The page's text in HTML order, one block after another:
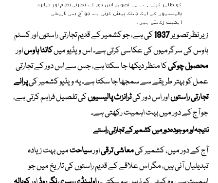
کو ظاہر کرتی ہے۔ یہ تصویر اس دور کے تجارتی نظام اور ٹرانزٹ
پالیسیوں کی ایک جھلک پیش کرتی ہے، جو آج بھی تاریخی
اہمیت رکھتی ہیں۔
زیر نظر تصویر1937کی ہے، جو کشمیر کے قدیم تجارتی راستوں اور کسٹم
ہاوس کی سرگرمیوں کی عکاسی کرتی ہے۔ اس ویڈیو میںکانٹا ہاوساور
محصول چوکیکا منظر دیکھا جا سکتا ہے، جس سے اس دور کے تجارتی
عمل کو بہتر طریقے سے سمجھا جا سکتا ہے۔ یہ ویڈیو کشمیر کیپرانے
تجارتی راستوںاور اس دور کیٹرانزٹ پالیسیوںکی تفصیل فراہم کرتی ہے،
جو آج کے دور میں بہت اہمیت رکھتی ہے۔
نتیجہ اور موجودہ دور میں کشمیر کے تجارتی راستے
آج کے دور میں، کشمیر کیمعاشی ترقیاورسیاحتمیں بہت زیادہ
تبدیلیاں آئی ہیں، مگر اس علاقے کے قدیم راستوں کی تاریخ میں جو